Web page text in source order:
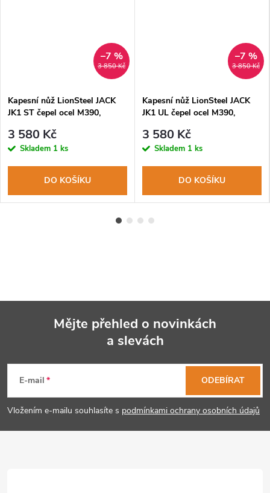
3 850 Kč
–7 %
Kapesní nůž LionSteel JACK
JK1 ST čepel ocel M390,
3 580 Kč
Skladem 1 ks
DO KOŠÍKU
3 850 Kč
–7 %
Kapesní nůž LionSteel JACK
JK1 UL čepel ocel M390,
3 580 Kč
Skladem 1 ks
DO KOŠÍKU
p
a
Mějte přehled o novinkách
a slevách
E-mail
Vložením e-mailu souhlasíte s podmínkami ochrany osobních údajů
ODEBÍRAT